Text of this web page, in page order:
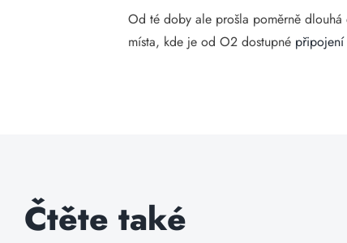
Od té doby ale prošla poměrně dlouhá
místa, kde je od O2 dostupné připojení
Čtěte také